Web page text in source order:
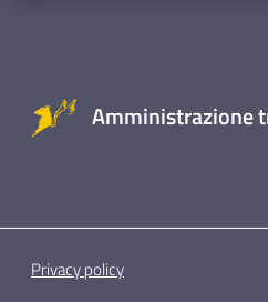
Amministrazione
Privacy policy